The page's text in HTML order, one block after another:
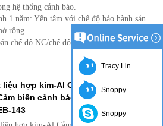
hệ thống cảnh báo.
1 năm: Yên tâm với chế độ bảo hành sản
rộng.
chế độ NC/chế độ NO tùy chọn
liệu hợp kim-Al Cảm biến cửa từ gắn
biến cảnh báo công tắc tiếp
143
Tracy Lin
Snoppy
Snoppy